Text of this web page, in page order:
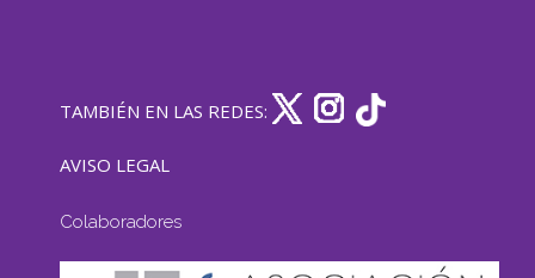
TAMBIÉN EN LAS REDES:
AVISO LEGAL
Colaboradores